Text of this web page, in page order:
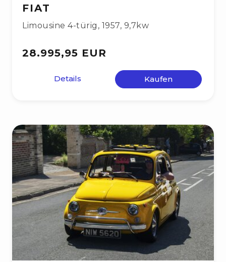
FIAT
Limousine 4-türig , 1957, 9,7kw
28.995,95 EUR
Details Kaufen